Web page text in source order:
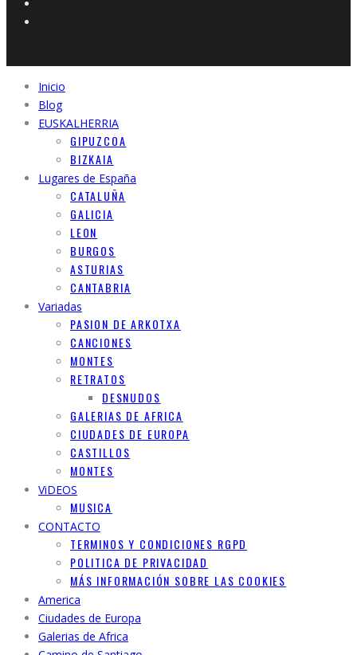
Inicio
Blog
EUSKALHERRIA
GIPUZCOA
BIZKAIA
Lugares de España
CATALUÑA
GALICIA
LEON
BURGOS
ASTURIAS
CANTABRIA
Variadas
PASION DE ARKOTXA
CANCIONES
MONTES
RETRATOS
DESNUDOS
GALERIAS DE AFRICA
CIUDADES DE EUROPA
CASTILLOS
MONTES
ViDEOS
MUSICA
CONTACTO
TERMINOS Y CONDICIONES RGPD
POLITICA DE PRIVACIDAD
MÁS INFORMACIÓN SOBRE LAS COOKIES
America
Ciudades de Europa
Galerias de Africa